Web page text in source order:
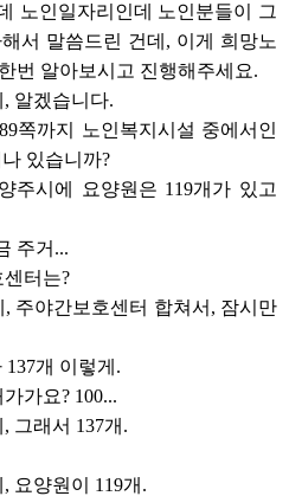
노인일자리인데 노인분들이 그
서 말씀드린 건데, 이게 희망노
번 알아보시고 진행해주세요.
, 알겠습니다.
쪽까지 노인복지시설 중에서인
있습니까?
양주시에 요양원은 119개가 있고
주거...
터는?
, 주야간보호센터 합쳐서, 잠시만
개 이렇게.
가요? 100...
, 그래서 137개.
, 요양원이 119개.